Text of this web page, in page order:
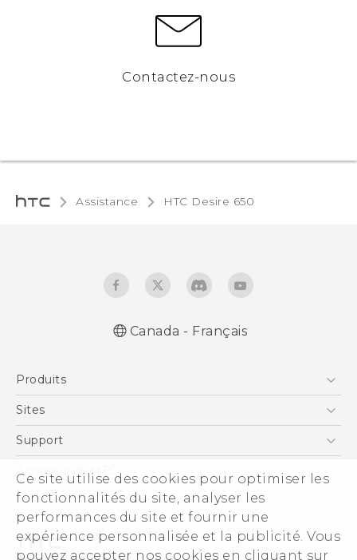
Ce site utilise des cookies pour optimiser les
fonctionnalités du site, analyser les
performances du site et fournir une
expérience personnalisée et la publicité. Vous
pouvez accepter nos cookies en cliquant sur
Contactez-nous
Assistance HTC Desire 650‎
Canada - Français
Produits
5G
EXODUS
VIVE
VIVEPORT
Sites
HTC Dev
Support
Statut de la commande
Aide à la commande
Politique de garantie
À propos de HTC
ESG
Investisseurs (Anglais)
Sécurité du produit